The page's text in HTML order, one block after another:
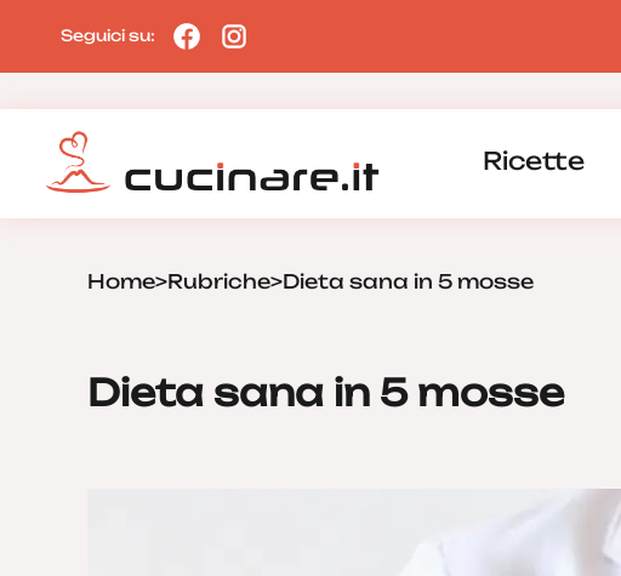
Seguici su:
Ricette
Home>Rubriche>Dieta sana in 5 mosse
Dieta sana in 5 mosse